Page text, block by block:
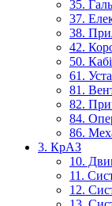
35.
37.
38.
42.
50.
61.
81.
82.
84.
86.
3. КрАЗ
10.
11.
12.